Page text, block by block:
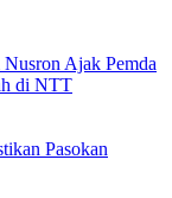
Ajak Pemda
di NTT
Pasokan